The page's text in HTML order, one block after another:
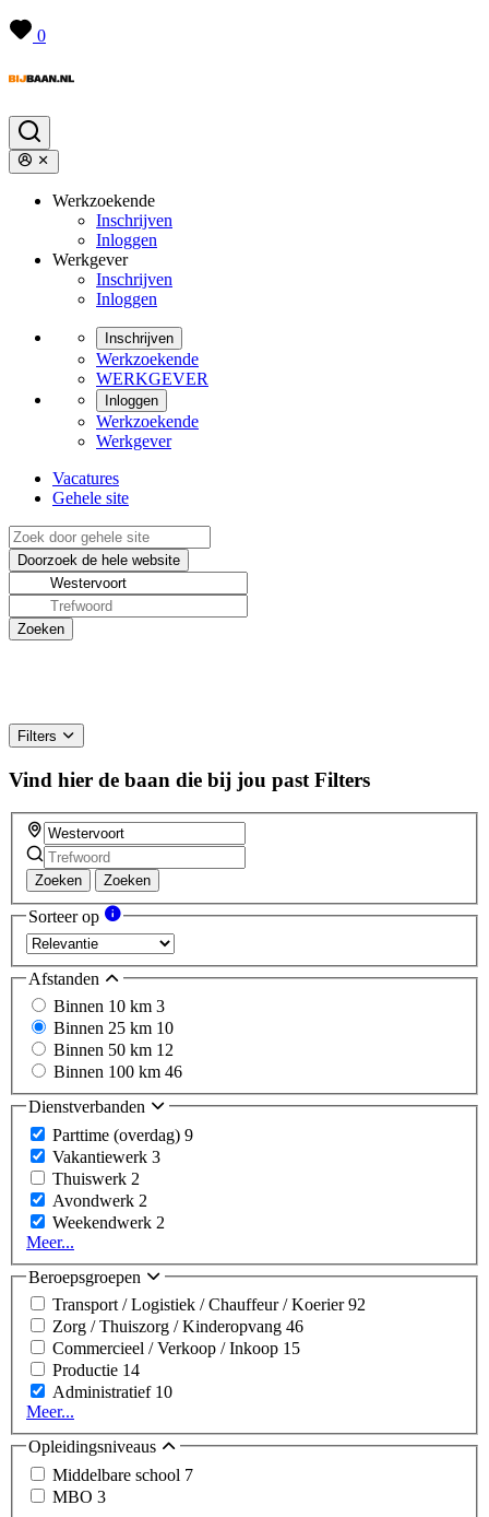
0
Werkzoekende
Inschrijven
Inloggen
Werkgever
Inschrijven
Inloggen
Inschrijven
Werkzoekende
WERKGEVER
Inloggen
Werkzoekende
Werkgever
Vacatures
Gehele site
Filters
Vind hier de baan die bij jou past Filters
Zoeken Zoeken
Sorteer op
Afstanden
Binnen 10 km 3
Binnen 25 km 10
Binnen 50 km 12
Binnen 100 km 46
Dienstverbanden
Parttime (overdag) 9
Vakantiewerk 3
Thuiswerk 2
Avondwerk 2
Weekendwerk 2
Meer...
Beroepsgroepen
Transport / Logistiek / Chauffeur / Koerier92
Zorg / Thuiszorg / Kinderopvang 46
Commercieel / Verkoop / Inkoop 15
Productie 14
Administratief 10
Meer...
Opleidingsniveaus
Middelbare school 7
MBO 3